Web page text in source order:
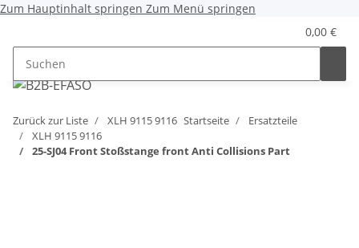
Zum Hauptinhalt springen Zum Menü springen
0,00 €
Zurück zur Liste XLH 9115 9116 Startseite
Ersatzteile
XLH 9115 9116
25-SJ04 Front Stoßstange front Anti Collisions Part